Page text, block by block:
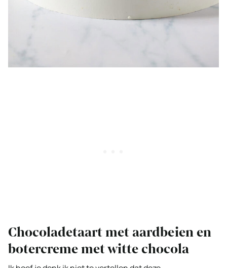
Chocoladetaart met aardbeien en
botercreme met witte chocola